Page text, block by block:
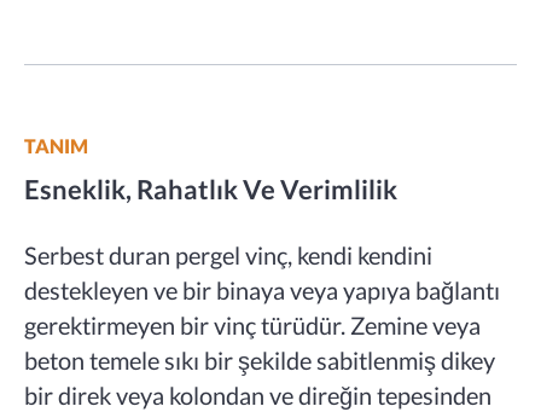
TANIM
Esneklik, Rahatlık Ve Verimlilik
Serbest duran pergel vinç, kendi kendini
destekleyen ve bir binaya veya yapıya bağlantı
gerektirmeyen bir vinç türüdür. Zemine veya
beton temele sıkı bir şekilde sabitlenmiş dikey
bir direk veya kolondan ve direğin tepesinden